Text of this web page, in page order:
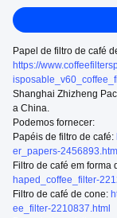
Papel de filtro de café
https://
Shanghai Zhizheng
a China.
Podemos fornecer:
Papéis de filtro de café:
er_papers-2456893.html
Filtro de café em forma
haped_coffee_filter-
Filtro de café de cone:
ee_filter-2210837.html